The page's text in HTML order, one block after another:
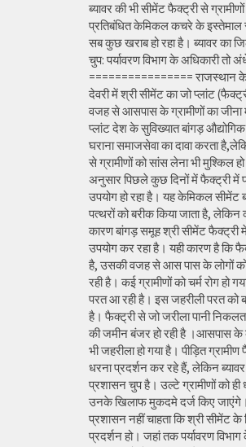
ब्यावर की भी सीमेंट फैक्ट्री से
प्रतिबंधित केमिकल कचरे के इस्तेमाल
सब कुछ खराब हो रहा है। ब्यावर का
चुप: पर्यावरण विभाग के अधिकारी तो
================ राजस्थान
देवरी में श्री सीमेंट का जो प्लांट
वजह से आसपास के ग्रामीणों का जीना
प्लांट देश के सुविख्यात बांगड़
घराना समाजसेवा का दावा करता
से ग्रामीणों को सांस लेना भी मुश्किल
अनुसार पिछले कुछ दिनों में फैक्ट्री में
उपयोग हो रहा है। यह केमिकल
पत्थरों को बरीक किया जाता है,
कारण बांगड़ समूह श्री सीमेंट फैक्ट्री
उपयोग कर रहा है। यही कारण है कि
है, उसकी वजह से आस पास के लोगों
रही है। कई ग्रामीणों को चर्म रोग हो
परत आ रही है। इस जहरीली परत को
है। फैक्ट्री से जो जरीला पानी
की जमीन बंजर हो रही है ।आसपास के
भी जहरीला हो गया है। पीड़ित
धरना प्रदर्शन कर रहे हैं, लेकिन
प्रशासन चुप है। उल्टे ग्रामीणों को ही
उनके खिलाफ मुकदमे दर्ज किए
प्रशासन नहीं चाहता कि श्री सीमेंट
प्रदर्शन हो। जहां तक पर्यावरण